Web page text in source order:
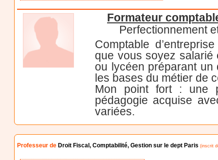
Formateur
Perfectionnement
Comptable
que vous soyez salarié
ou lycéen préparant un
les bases du métier de
Mon point fort : une
pédagogie acquise
variées.
Professeur de Droit Fiscal, Comptabilité, Gestion sur le dept Paris (inscrit